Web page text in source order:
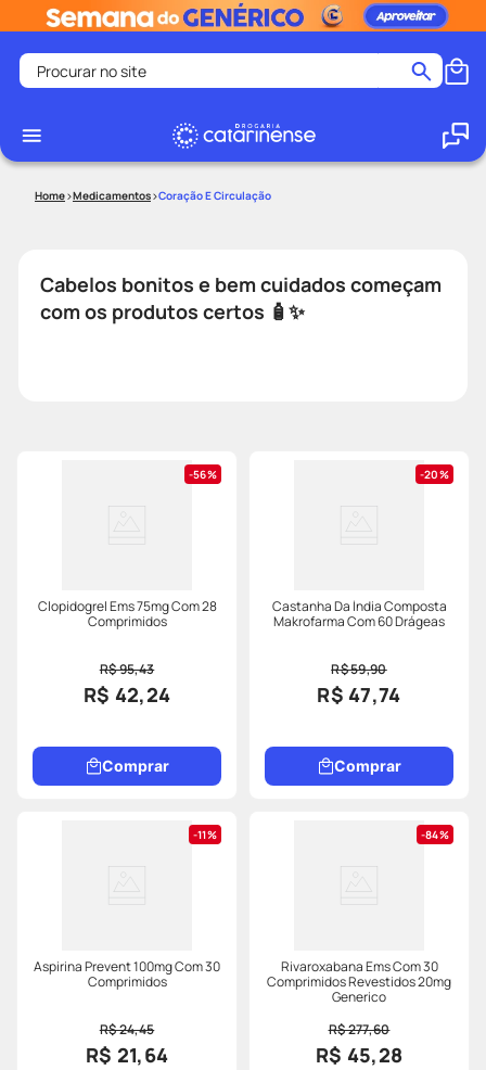
Procurar no site
1
5º
ozivy
6º
lenço umedecido
Medicamentos Coração E Circulação
Cabelos bonitos e bem cuidados começam
com os produtos certos 🧴✨
56%
Clopidogrel Ems 75mg Com 28
Comprimidos
R$ 95,43
R$ 42,24
Comprar
20%
Castanha Da Índia Composta
Makrofarma Com 60 Drágeas
R$ 59,90
R$ 47,74
Comprar
11%
Aspirina Prevent 100mg Com 30
Comprimidos
R$ 24,45
R$ 21,64
84%
Rivaroxabana Ems Com 30
Comprimidos Revestidos 20mg
Generico
R$ 277,60
R$ 45,28